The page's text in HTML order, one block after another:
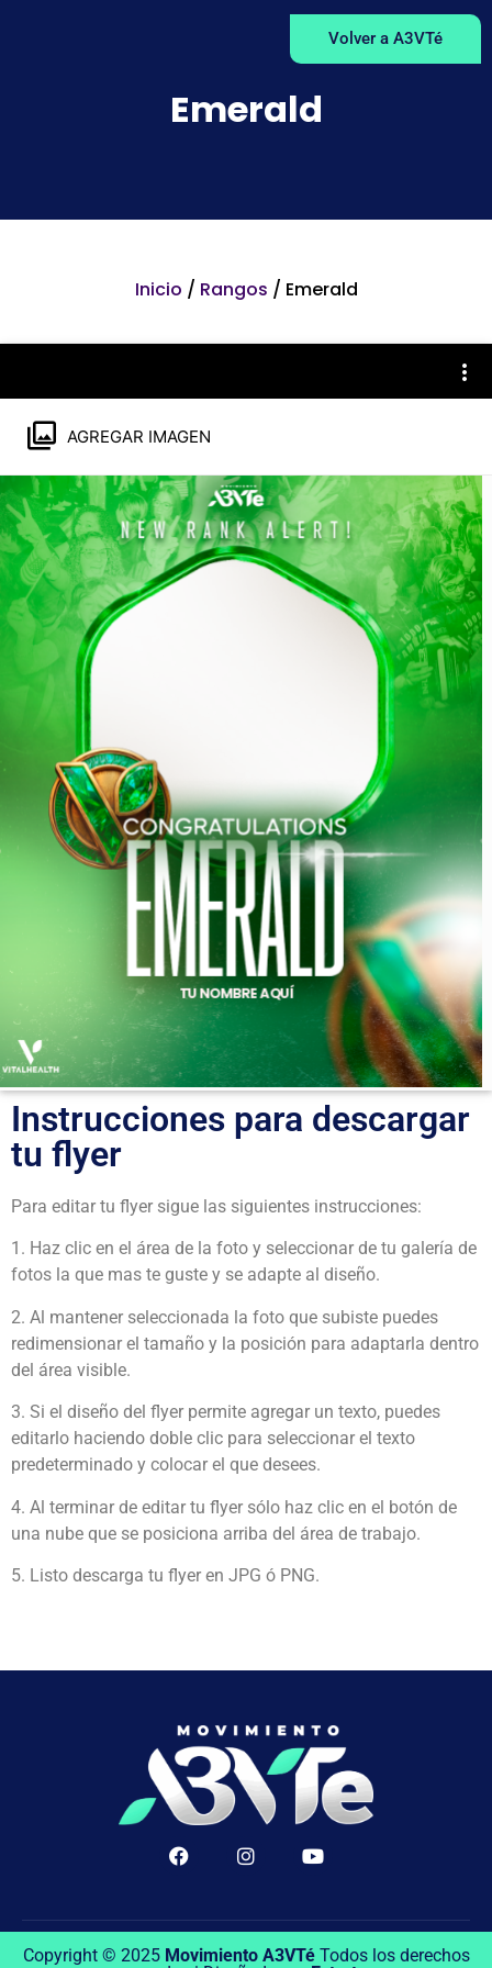
Volver a A3VTé
Emerald
Inicio / Rangos / Emerald
AGREGAR IMAGEN
Instrucciones para descargar
tu flyer
Para editar tu flyer sigue las siguientes instrucciones:
1. Haz clic en el área de la foto y seleccionar de tu galería de
fotos la que mas te guste y se adapte al diseño.
2. Al mantener seleccionada la foto que subiste puedes
redimensionar el tamaño y la posición para adaptarla dentro
del área visible.
3. Si el diseño del flyer permite agregar un texto, puedes
editarlo haciendo doble clic para seleccionar el texto
predeterminado y colocar el que desees.
4. Al terminar de editar tu flyer sólo haz clic en el botón de
una nube que se posiciona arriba del área de trabajo.
5. Listo descarga tu flyer en JPG ó PNG.
Copyright © 2025 Movimiento A3VTéTodos los derechos